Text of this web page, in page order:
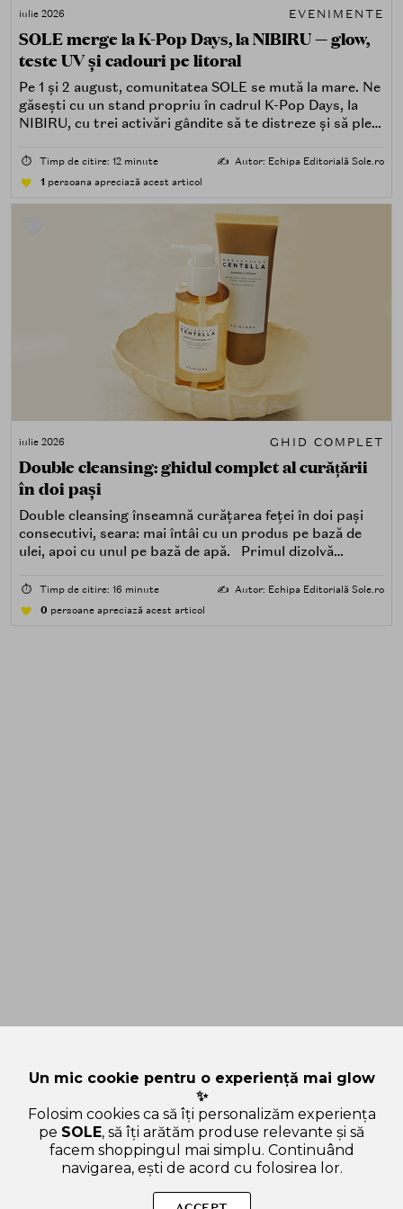
iulie 2026 EVENIMENTE
SOLE merge la K-Pop Days, la NIBIRU — glow,
teste UV și cadouri pe litoral
Pe 1 și 2 august, comunitatea SOLE se mută la mare. Ne
găsești cu un stand propriu în cadrul K-Pop Days, la
NIBIRU, cu trei activări gândite să te distreze și să pleci
⏱️ Timp de citire: 12 minute ✍️ Autor: Echipa Editorială Sole.ro
1 persoana apreciază acest articol
iulie 2026 GHID COMPLET
Double cleansing: ghidul complet al curățării
în doi pași
Double cleansing înseamnă curățarea feței în doi pași
consecutivi, seara: mai întâi cu un produs pe bază de
ulei, apoi cu unul pe bază de apă. Primul dizolvă
poluare. Al doilea îndepărtează impuritățile solubile în
⏱️ Timp de citire: 16 minute ✍️ Autor: Echipa Editorială Sole.ro
0 persoane apreciază acest articol
MI Aha-Bha-Pha 30 Days Miracle Cream - crema de fata
Un mic cookie pentru o experiență mai glow
✨
Folosim cookies ca să îți personalizăm experiența
pe SOLE, să îți arătăm produse relevante și să
facem shoppingul mai simplu. Continuând
navigarea, ești de acord cu folosirea lor.